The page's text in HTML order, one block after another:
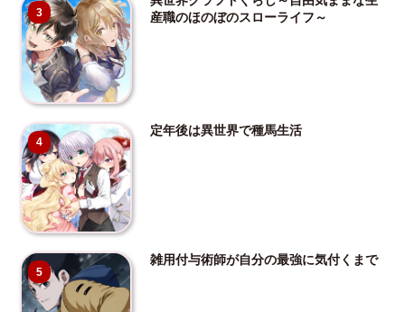
3
産職のほのぼのスローライフ～
4
定年後は異世界で種馬生活
5
雑用付与術師が自分の最強に気付くまで